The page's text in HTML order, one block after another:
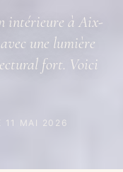
intérieure à Aix-
une lumière
fort. Voici
11 MAI 2026